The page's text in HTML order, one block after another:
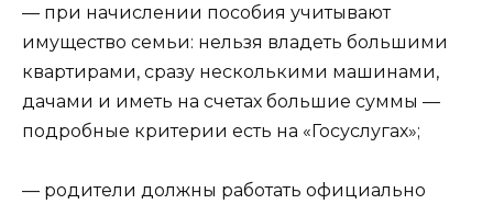
— при начислении пособия учитывают
имущество семьи: нельзя владеть большими
квартирами, сразу несколькими машинами,
дачами и иметь на счетах большие суммы —
подробные критерии есть на «Госуслугах»;
— родители должны работать официально